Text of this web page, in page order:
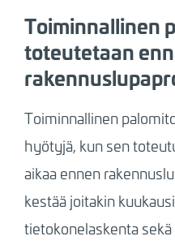
Toiminnallinen
toteutetaan
Toiminnallinen
hyötyjä, kun sen
aikaa ennen
kestää joitakin
tietokonelaskenta